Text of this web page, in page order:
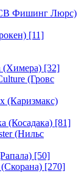
Фишинг Люрс)
[11]
(Химера) [32]
(Гровс
(Каризмакс)
(Косадака) [81]
(Нильс
[50]
[270]